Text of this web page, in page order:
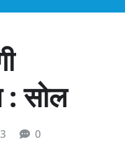
: सोल
0